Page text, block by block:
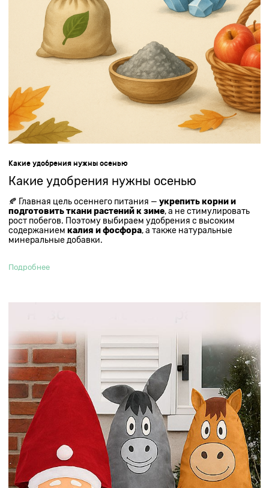
Какие удобрения нужны осенью
Какие удобрения нужны осенью
🍂 Главная цель осеннего питания —укрепить корни и
подготовить ткани растений к зиме, а не стимулировать
рост побегов. Поэтому выбираем удобрения с высоким
содержаниемкалия и фосфора, а также натуральные
минеральные добавки.
Подробнее